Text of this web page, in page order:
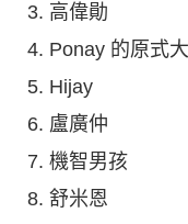
高偉勛
Ponay 的原式
Hijay
盧廣仲
機智男孩
舒米恩